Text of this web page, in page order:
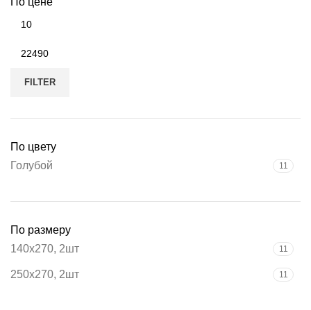
FILTER
По цвету
Голубой
11
По размеру
140х270, 2шт
11
250х270, 2шт 11